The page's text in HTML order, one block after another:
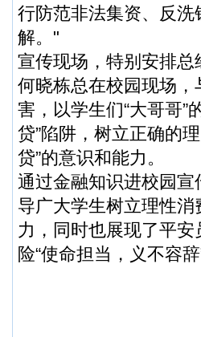
行防范非法集资、反
解。"
宣传现场，特别安排
何晓栋总在校园现场
害，以学生们“大哥哥”
贷”陷阱，树立正确的
贷”的意识和能力。
通过金融知识进校园
导广大学生树立理性
力，同时也展现了平
险“使命担当，义不容辞